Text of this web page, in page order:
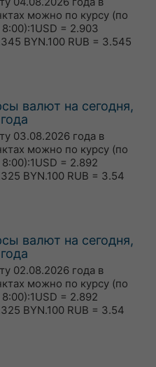
можно по курсу (по
= 2.903
BYN.100 RUB = 3.545
валют на сегодня,
03.08.2026 года в
можно по курсу (по
= 2.892
BYN.100 RUB = 3.54
валют на сегодня,
02.08.2026 года в
можно по курсу (по
= 2.892
BYN.100 RUB = 3.54